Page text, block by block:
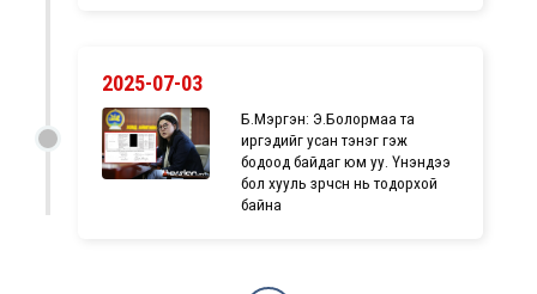
2025-07-03
Б.Мэргэн: Э.Болормаа та
иргэдийг усан тэнэг гэж
бодоод байдаг юм уу. Үнэндээ
бол хууль зөрчсөн нь тодорхой
байна